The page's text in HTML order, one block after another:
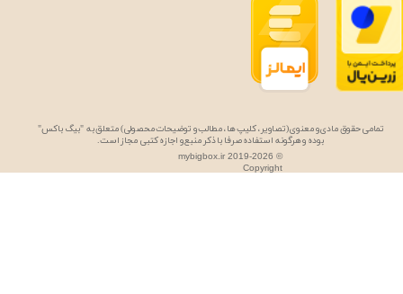
تمامی حقوق مادی و معنوی (تصاویر، کلیپ ها، مطالب و توضیحات محصولی) متعلق به "بیگ باکس"
بوده و هرگونه استفاده صرفا با ذکر منبع و اجازه کتبی مجاز است.
mybigbox.ir 2019-2026 ©
Copyright